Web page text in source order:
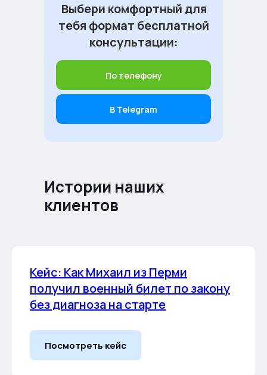
Выбери комфортный для
тебя формат бесплатной
консультации:
По телефону
В Telegram
Истории наших
клиентов
Кейс: Как Михаил из Перми
получил военный билет по закону
без диагноза на старте
Посмотреть кейс